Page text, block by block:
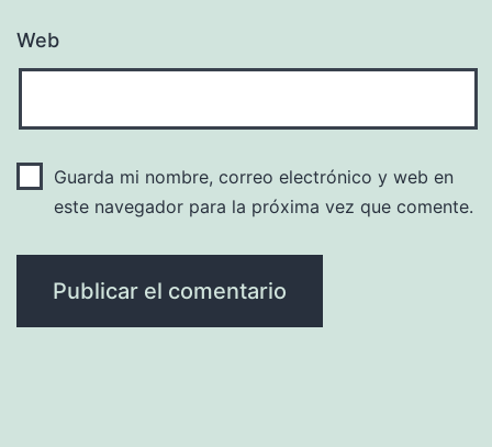
Web
Guarda mi nombre, correo electrónico y web en
este navegador para la próxima vez que comente.